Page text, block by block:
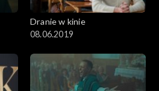
Dranie w kinie
08.06.2019